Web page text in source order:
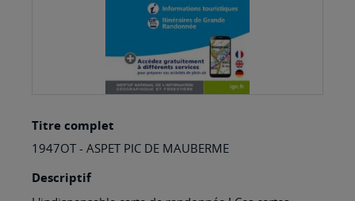
to
the
beginning
Titre complet
1947OT - ASPET PIC DE MAUBERME
Descriptif